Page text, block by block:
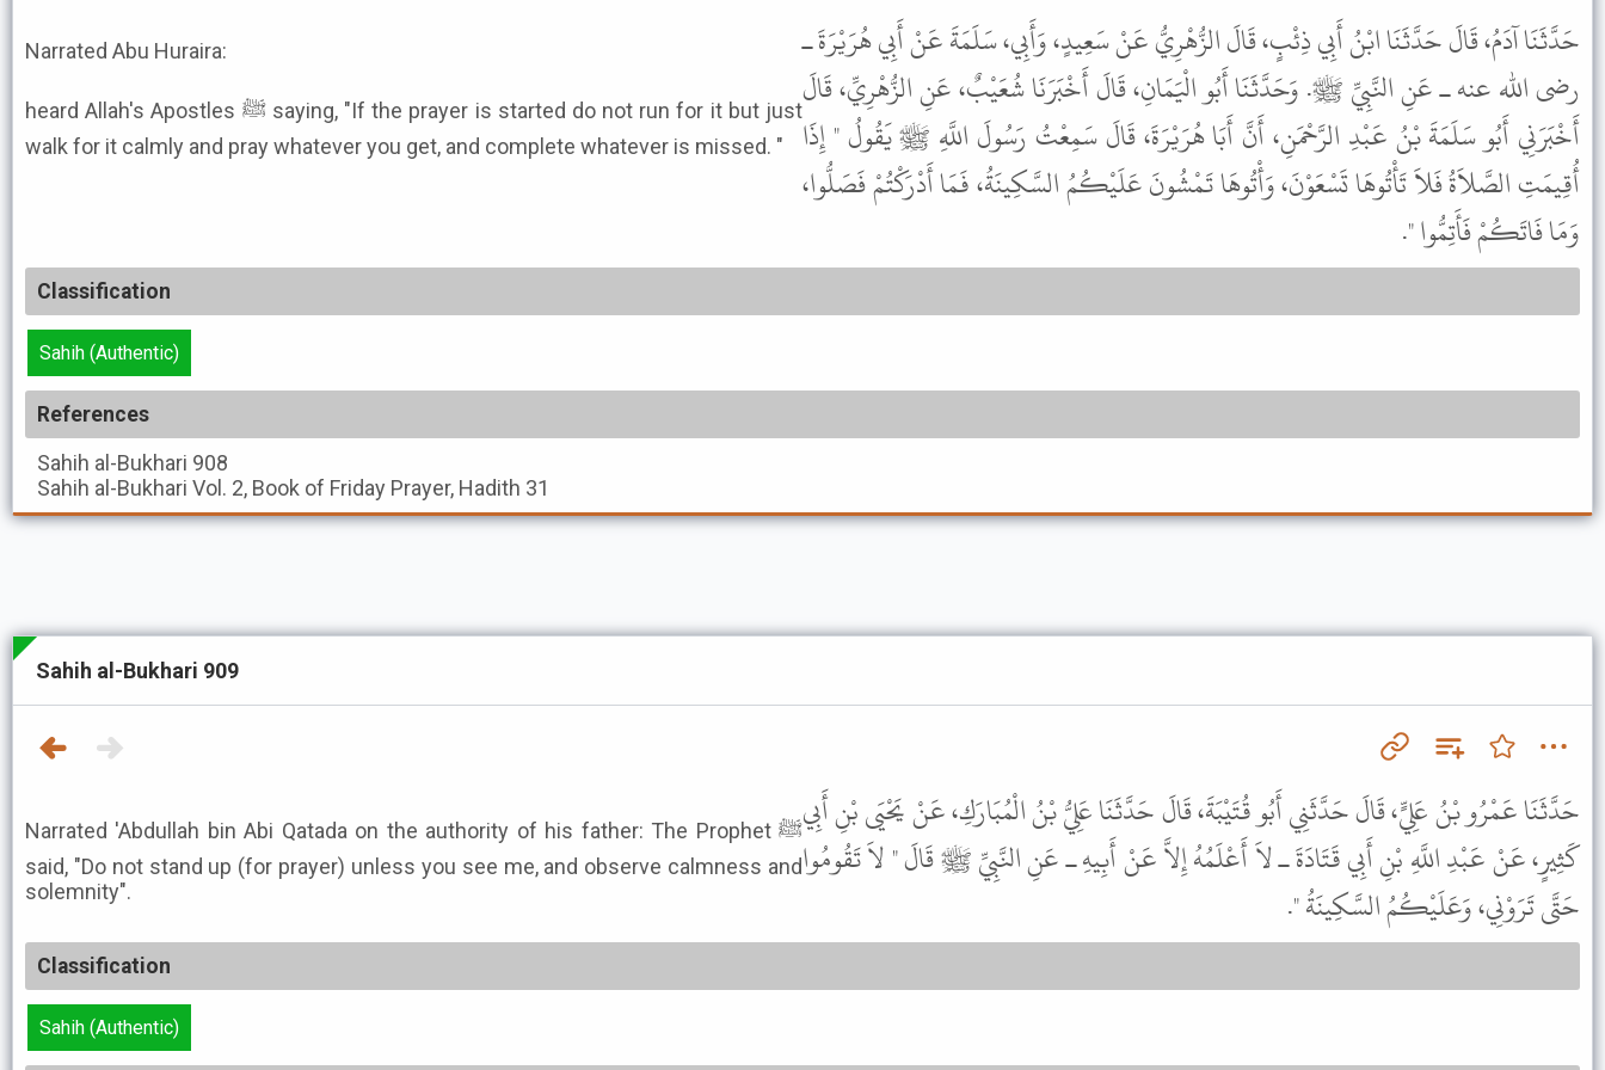
Narrated Abu Huraira:
heard Allah's Apostles ﷺ saying, "If the prayer is started do not run for it but just
walk for it calmly and pray whatever you get, and complete whatever is missed. "
حَدَّثَنَا آدَمُ، قَالَ حَدَّثَنَا ابْنُ أَبِي ذِئْبٍ، قَالَ الزُّهْرِيُّ عَنْ سَعِيدٍ، وَأَبِي، سَلَمَةَ عَنْ أَبِي هُرَيْرَةَ ـ
رضى الله عنه ـ عَنِ النَّبِيِّ ﷺ. وَحَدَّثَنَا أَبُو الْيَمَانِ، قَالَ أَخْبَرَنَا شُعَيْبٌ، عَنِ الزُّهْرِيِّ، قَالَ
أَخْبَرَنِي أَبُو سَلَمَةَ بْنُ عَبْدِ الرَّحْمَنِ، أَنَّ أَبَا هُرَيْرَةَ، قَالَ سَمِعْتُ رَسُولَ اللَّهِ ﷺ يَقُولُ " إِذَا
أُقِيمَتِ الصَّلاَةُ فَلاَ تَأْتُوهَا تَسْعَوْنَ، وَأْتُوهَا تَمْشُونَ عَلَيْكُمُ السَّكِينَةُ، فَمَا أَدْرَكْتُمْ فَصَلُّوا،
وَمَا فَاتَكُمْ فَأَتِمُّوا ".
Classification
Sahih (Authentic)
References
Sahih al-Bukhari 908
Sahih al-Bukhari Vol. 2, Book of Friday Prayer, Hadith 31
Sahih al-Bukhari 909
Narrated 'Abdullah bin Abi Qatada on the authority of his father: The Prophet ﷺ
said, "Do not stand up (for prayer) unless you see me, and observe calmness and
solemnity".
حَدَّثَنَا عَمْرُو بْنُ عَلِيٍّ، قَالَ حَدَّثَنِي أَبُو قُتَيْبَةَ، قَالَ حَدَّثَنَا عَلِيُّ بْنُ الْمُبَارَكِ، عَنْ يَحْيَى بْنِ أَبِي
كَثِيرٍ، عَنْ عَبْدِ اللَّهِ بْنِ أَبِي قَتَادَةَ ـ لاَ أَعْلَمُهُ إِلاَّ عَنْ أَبِيهِ ـ عَنِ النَّبِيِّ ﷺ قَالَ " لاَ تَقُومُوا
حَتَّى تَرَوْنِي، وَعَلَيْكُمُ السَّكِينَةُ ".
Classification
Sahih (Authentic)